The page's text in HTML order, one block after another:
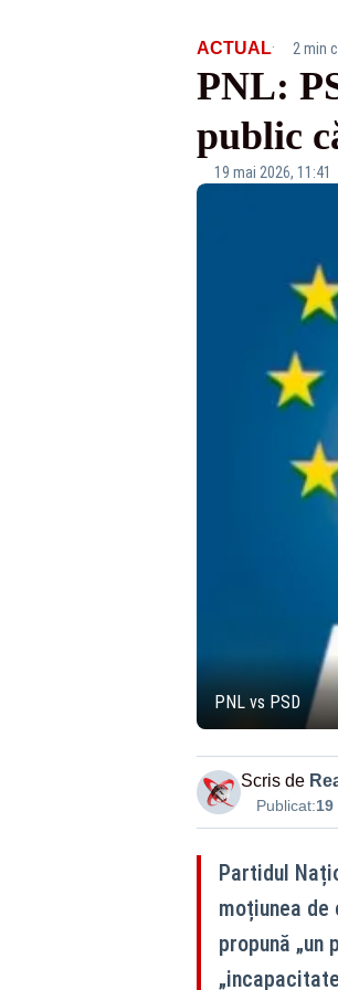
ACTUAL· 2 min
PNL:
public
19 mai 2026, 11:41
PNL vs PSD
Scris de
Publicat:19
Partidul
moțiunea de
propună